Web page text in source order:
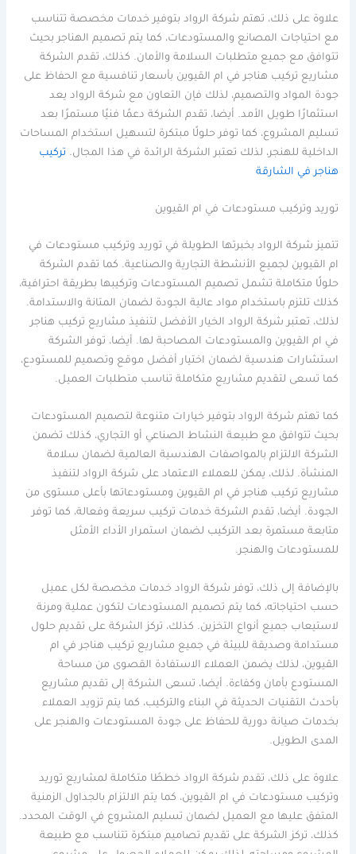
علاوة على ذلك، تهتم شركة الرواد بتوفير خدمات مخصصة تتناسب
مع احتياجات المصانع والمستودعات، كما يتم تصميم الهناجر بحيث
تتوافق مع جميع متطلبات السلامة والأمان. كذلك، تقدم الشركة
مشاريع تركيب هناجر في ام القيوين بأسعار تنافسية مع الحفاظ على
جودة المواد والتصميم، لذلك فإن التعاون مع شركة الرواد يعد
استثمارًا طويل الأمد. أيضا، تقدم الشركة دعمًا فنيًا مستمرًا بعد
تسليم المشروع، كما توفر حلولًا مبتكرة لتسهيل استخدام المساحات
الداخلية للهنجر، لذلك تعتبر الشركة الرائدة في هذا المجال. تركيب
هناجر في الشارقة
توريد وتركيب مستودعات في ام القيوين
تتميز شركة الرواد بخبرتها الطويلة في توريد وتركيب مستودعات في
ام القيوين لجميع الأنشطة التجارية والصناعية. كما تقدم الشركة
حلولًا متكاملة تشمل تصميم المستودعات وتركيبها بطريقة احترافية،
كذلك تلتزم باستخدام مواد عالية الجودة لضمان المتانة والاستدامة.
لذلك، تعتبر شركة الرواد الخيار الأفضل لتنفيذ مشاريع تركيب هناجر
في ام القيوين والمستودعات المصاحبة لها. أيضا، توفر الشركة
استشارات هندسية لضمان اختيار أفضل موقع وتصميم للمستودع،
كما تسعى لتقديم مشاريع متكاملة تناسب متطلبات العميل.
كما تهتم شركة الرواد بتوفير خيارات متنوعة لتصميم المستودعات
بحيث تتوافق مع طبيعة النشاط الصناعي أو التجاري، كذلك تضمن
الشركة الالتزام بالمواصفات الهندسية العالمية لضمان سلامة
المنشأة. لذلك، يمكن للعملاء الاعتماد على شركة الرواد لتنفيذ
مشاريع تركيب هناجر في ام القيوين ومستودعاتها بأعلى مستوى من
الجودة. أيضا، تقدم الشركة خدمات تركيب سريعة وفعالة، كما توفر
متابعة مستمرة بعد التركيب لضمان استمرار الأداء الأمثل
للمستودعات والهنجر.
بالإضافة إلى ذلك، توفر شركة الرواد خدمات مخصصة لكل عميل
حسب احتياجاته، كما يتم تصميم المستودعات لتكون عملية ومرنة
لاستيعاب جميع أنواع التخزين. كذلك، تركز الشركة على تقديم حلول
مستدامة وصديقة للبيئة في جميع مشاريع تركيب هناجر في ام
القيوين، لذلك يضمن العملاء الاستفادة القصوى من مساحة
المستودع بأمان وكفاءة. أيضا، تسعى الشركة إلى تقديم مشاريع
بأحدث التقنيات الحديثة في البناء والتركيب، كما يتم تزويد العملاء
بخدمات صيانة دورية للحفاظ على جودة المستودعات والهنجر على
المدى الطويل.
علاوة على ذلك، تقدم شركة الرواد خططًا متكاملة لمشاريع توريد
وتركيب مستودعات في ام القيوين، كما يتم الالتزام بالجداول الزمنية
المتفق عليها مع العميل لضمان تسليم المشروع في الوقت المحدد.
كذلك، تركز الشركة على تقديم تصاميم مبتكرة تتناسب مع طبيعة